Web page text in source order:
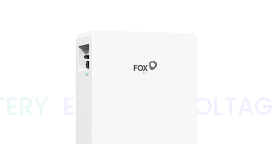
EP6 HIGH VOLTAGE